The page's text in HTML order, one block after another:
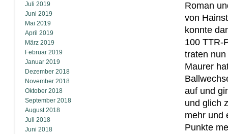
Juli 2019
Juni 2019
Mai 2019
April 2019
März 2019
Februar 2019
Januar 2019
Dezember 2018
November 2018
Oktober 2018
September 2018
August 2018
Juli 2018
Juni 2018
Roman
von
konnte
100 TTR-
traten
Maurer
auf und
und glich
mehr und
Punkte